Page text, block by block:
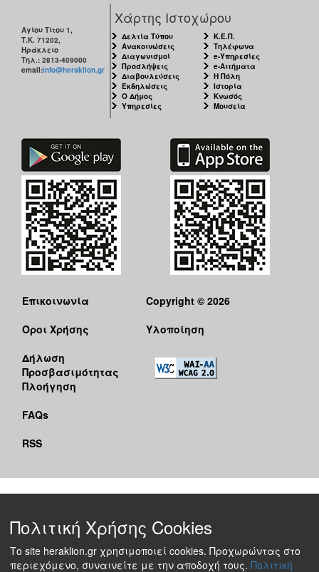
Αγίου Τίτου 1,
Τ.Κ. 71202,
Ηράκλειο
Τηλ.: 2813-409000
email:info@heraklion.gr
Χάρτης Ιστοχώρου
Δελτία Τύπου
Ανακοινώσεις
Διαγωνισμοί
Προσλήψεις
Διαβουλεύσεις
Εκδηλώσεις
Ο Δήμος
Υπηρεσίες
Κ.Ε.Π.
Τηλέφωνα
e-Υπηρεσίες
e-Αιτήματα
Η Πόλη
Ιστορία
Κνωσός
Μουσεία
Επικοινωνία
Όροι Χρήσης
Δήλωση
Προσβασιμότητας
Πλοήγηση
FAQs
RSS
Copyright © 2026
Υλοποίηση
Πολιτική Χρήσης Cookies
Το site heraklion.gr χρησιμοποιεί cookies. Προχωρώντας στο
περιεχόμενο, συναινείτε με την αποδοχή τους. Πολιτική